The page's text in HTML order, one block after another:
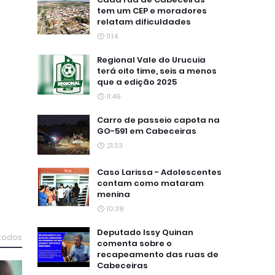
tem um CEP e moradores
relatam dificuldades
11:14
Regional Vale do Urucuia
terá oito time, seis a menos
que a edição 2025
11:49
Carro de passeio capota na
GO-591 em Cabeceiras
21:33
Caso Larissa - Adolescentes
contam como mataram
menina
10:38
Deputado Issy Quinan
comenta sobre o
recapeamento das ruas de
Cabeceiras